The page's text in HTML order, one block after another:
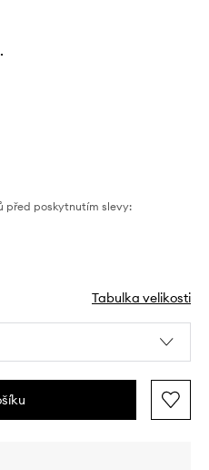
před poskytnutím slevy:
Tabulka velikosti